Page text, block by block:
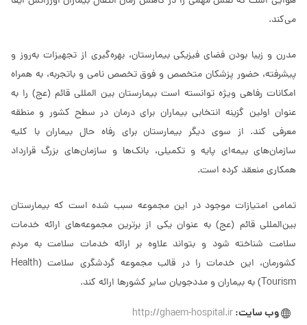
می‌کند.
مدرن و زیبا بودن فضای فیزیکی بیمارستان، بهره‌گیری از تجهیزات به‌روز و
پیشرفته، حضور پزشکان متخصص و فوق تخصص نامی و باتجربه، به همراه
امکانات رفاهی ویژه توانسته است بیمارستان بین المللی قائم (عج) را به
عنوان اولین گزینه انتخابی بیماران برای درمان در سطح کشور و منطقه
معرفی کند. از سوی دیگر بیمارستان برای رفاه حال بیماران با کلیه
سازمان‌های بیمه‌ای پایه و تکمیلی، بانک‌ها و سازمان‌های بزرگ قرارداد
همکاری منعقد کرده است.
تمامی امتیازات موجود در این مجموعه سبب شده است که بیمارستان
بین‌المللی قائم (عج) به عنوان یکی از برترین مجموعه‌های ارائه خدمات
سلامت شناخته شود و بتواند علاوه بر ارائه خدمات سلامت به مردم
کشورمان، این خدمات را در قالب مجموعه گردشگری سلامت (Health
Tourism) به بیماران و مددجویان سایر کشورها ارائه کند.
وب سایت:http://ghaem-hospital.ir